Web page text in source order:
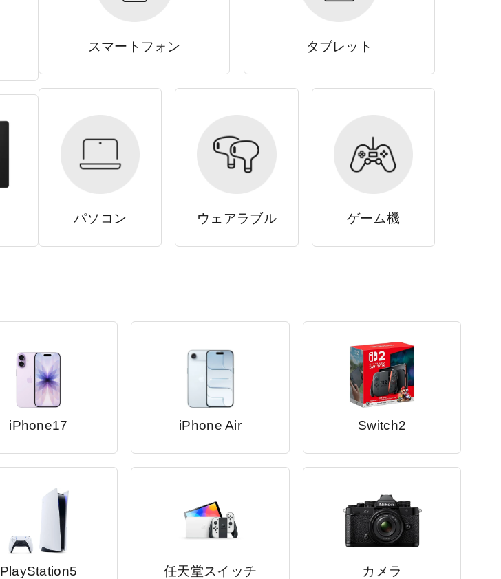
スマートフォン タブレット
パソコン ウェアラブル ゲーム機
iPhone17 iPhone Air Switch2
PlayStation5 任天堂スイッチ カメラ